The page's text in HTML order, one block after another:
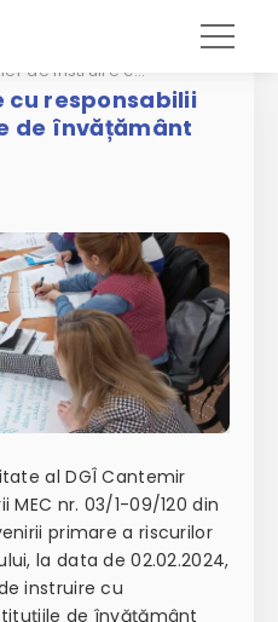
Atelier de instruire cu responsabilii ANET din instituțiile de învățământ general.
cu responsabilii
de învățământ
al DGÎ Cantemir
MEC nr. 03/1-09/120 din
primare a riscurilor
la data de 02.02.2024,
instruire cu
de învățământ